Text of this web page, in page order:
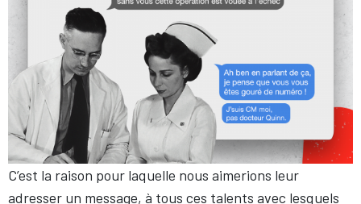
C’est la raison pour laquelle nous aimerions leur
adresser un message, à tous ces talents avec lesquels